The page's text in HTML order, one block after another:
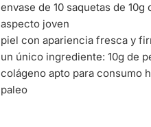
envase de 10 saquetas de 10g
aspecto joven
piel con apariencia fresca y
un único ingrediente: 10g de
colágeno apto para consumo
paleo